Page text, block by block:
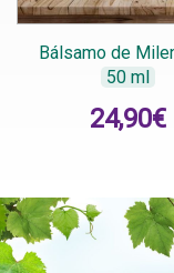
Bálsamo de
50 ml
24,90€